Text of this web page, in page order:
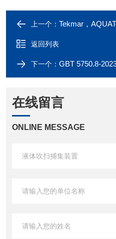
上一个： Tekmar，
返回列表
下一个： GBT 5750.8-2023
在线留言
ONLINE MESSAGE